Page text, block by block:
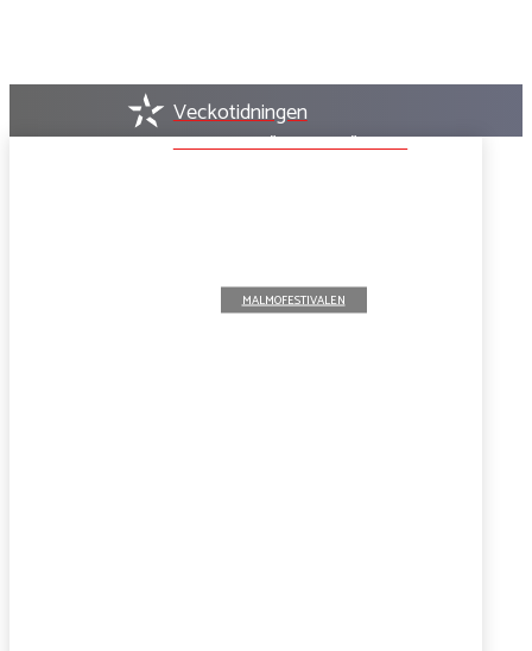
Veckotidningen
VI FINNS DÄR DET HÄNDER
MALMOFESTIVALEN